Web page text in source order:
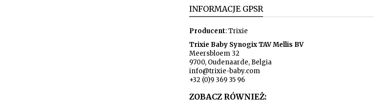
INFORMACJE GPSR
Producent: Trixie
Trixie Baby Synogix TAV Mellis BV
Meersbloem 32
9700, Oudenaarde, Belgia
info@trixie-baby.com
+32 (0)9 369 35 96
ZOBACZ RÓWNIEŻ: